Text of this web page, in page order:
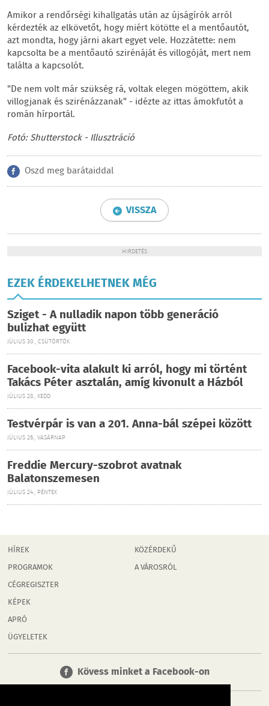
Amikor a rendőrségi kihallgatás után az újságírók arról
kérdezték az elkövetőt, hogy miért kötötte el a mentőautót,
azt mondta, hogy járni akart egyet vele. Hozzátette: nem
kapcsolta be a mentőautó szirénáját és villogóját, mert nem
találta a kapcsolót.
"De nem volt már szükség rá, voltak elegen mögöttem, akik
villogjanak és szirénázzanak" - idézte az ittas ámokfutót a
román hírportál.
Fotó: Shutterstock - Illusztráció
Oszd meg barátaiddal
VISSZA
HIRDETÉS
EZEK ÉRDEKELHETNEK MÉG
Sziget - A nulladik napon több generáció
bulizhat együtt
JÚLIUS 30., CSÜTÖRTÖK
Facebook-vita alakult ki arról, hogy mi történt
Takács Péter asztalán, amíg kivonult a Házból
JÚLIUS 28., KEDD
Testvérpár is van a 201. Anna-bál szépei között
JÚLIUS 26., VASÁRNAP
Freddie Mercury-szobrot avatnak
Balatonszemesen
JÚLIUS 24., PÉNTEK
HÍREK
PROGRAMOK
CÉGREGISZTER
KÉPEK
APRÓ
ÜGYELETEK
KÖZÉRDEKŰ
A VÁROSRÓL
Kövess minket a Facebook-on